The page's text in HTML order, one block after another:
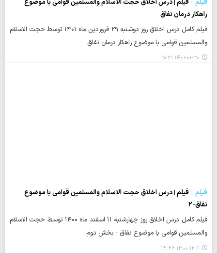
فیلم
فیلم | درس اخلاق حجت الاسلام والمسلمین قوامی با موضوع
راهکار درمان نفاق
فیلم کامل درس اخلاق روز دوشنبه ۲۹ فروردین ماه ۱۴۰۱ توسط حجت الاسلام
والمسلمین قوامی با موضوع راهکار درمان نفاق
۱۴۰۱-۰۱-۳۰ ۱۵:۳۱
فیلم
فیلم | درس اخلاق حجت الاسلام والمسلمین قوامی با موضوع
نفاق-۲
فیلم کامل درس اخلاق روز چهارشنبه ۱۱ اسفند ماه ۱۴۰۰ توسط حجت الاسلام
والمسلمین قوامی با موضوع نفاق - بخش دوم
۱۴۰۰-۱۲-۱۱ ۱۴:۴۶